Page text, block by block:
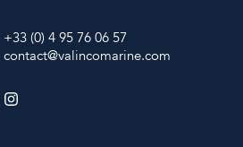
+33 (0) 4 95 76 06 57
contact@valincomarine.com